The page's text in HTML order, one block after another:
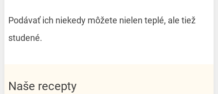
Podávať ich niekedy môžete nielen teplé, ale tiež
studené.
Naše recepty